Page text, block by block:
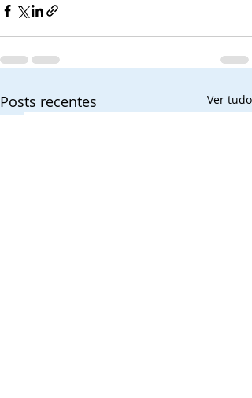
Posts recentes Ver tudo